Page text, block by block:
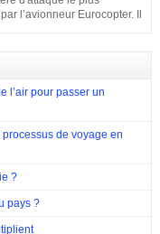
nombreuses compagnies
Parmi elles, il y a eu
l’avionneur Eurocopter. Il
terres de l’Allemagne, la
immédiate des
guerre en Afghanistan.
l’air pour passer un
de voyage en
?
pays ?